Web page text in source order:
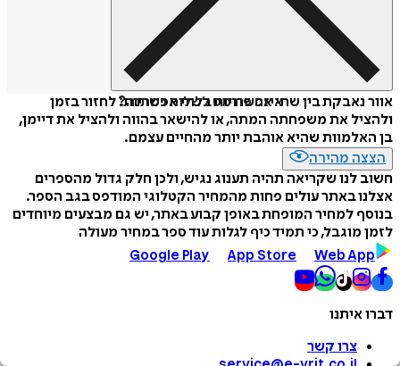
איזה פורמט לשלוח כמתנה?
אוור נאבקת בין שתי אפשרויות בלתי אפשריות: לחזור בזמן
ולהציל את משפחתה המתה, או להישאר בהווה ולהציל את דיימן,
בן האלמוות שהיא אוהבת יותר מהחיים עצמם.
הצצה מהירה
חשוב לנו שקריאה תהיה תענוג נגיש, ולכן חלק גדול מהספרים
אצלנו באתר עולים פחות מהמחיר הקטלוגי המודפס בגב הספר.
בנוסף למחיר המופחת באופן קבוע באתר, יש גם מבצעים מיוחדים
לזמן מוגבל, כי תמיד כיף לגלות עוד ספר במחיר מעולה
Google Play
App Store Web App
דברו איתנו
צרו קשר